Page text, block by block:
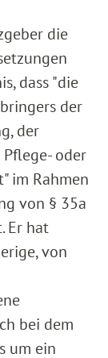
die
dass "die
der
der
oder
im Rahmen
von § 35a
Er hat
von
bei dem
um ein